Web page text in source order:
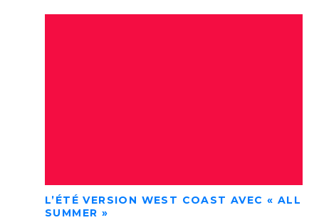
L’ÉTÉ VERSION WEST COAST AVEC « ALL
SUMMER »